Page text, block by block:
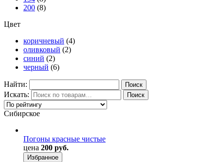
200 (8)
Цвет
коричневый (4)
оливковый (2)
синий (2)
черный (6)
Найти:
Искать:
Поиск
Сибирское
Погоны красные чистые
цена 200 руб.
Избранное